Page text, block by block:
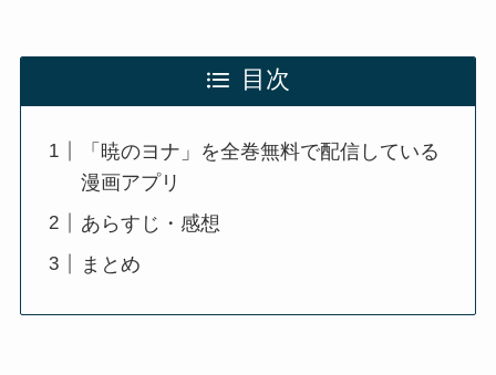
目次
「暁のヨナ」を全巻無料で配信している
漫画アプリ
あらすじ・感想
まとめ